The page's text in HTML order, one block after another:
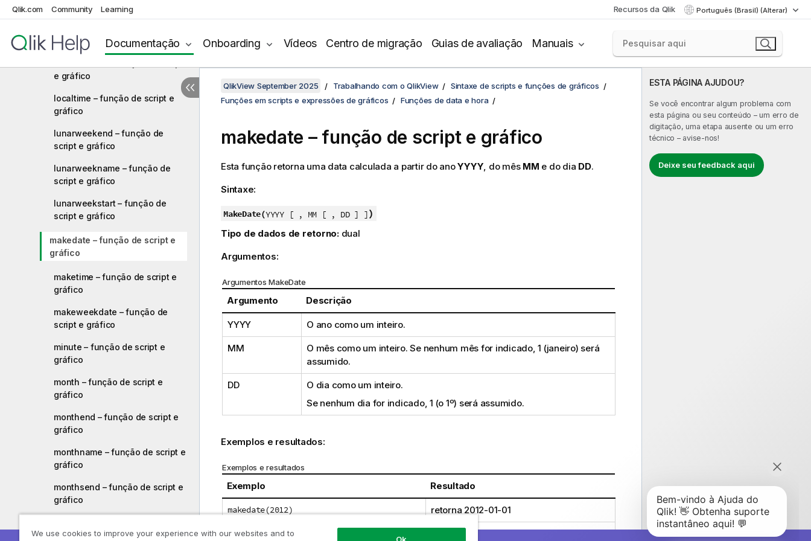
Qlik.com Community Learning Recursos da Qlik Português (Brasil) (Alterar)
Documentação Onboarding Vídeos Centro de migração Guias de avaliação Manuais
gráfico
e gráfico
e gráfico
localtime – função de script e
gráfico
lunarweekend – função de
script e gráfico
lunarweekname – função de
script e gráfico
lunarweekstart – função de
script e gráfico
makedate – função de script e
gráfico
maketime – função de script e
gráfico
makeweekdate – função de
script e gráfico
minute – função de script e
gráfico
month – função de script e
gráfico
monthend – função de script e
gráfico
monthname – função de script e
gráfico
monthsend – função de script e
gráfico
e gráfico
ESTA PÁGINA AJUDOU?
Se você encontrar algum problema com
esta página ou seu conteúdo – um erro de
digitação, uma etapa ausente ou um erro
técnico – avise-nos!
Deixe seu feedback aqui
QlikView September 2025 Trabalhando com o QlikView
Sintaxe de scripts e funções de gráficos
Funções em scripts e expressões de gráficos
Funções de data e hora
makedate – função de script e gráfico
Esta função retorna uma data calculada a partir do anoYYYY, do mês MM e do dia DD.
Sintaxe:
MakeDate(YYYY [ , MM [ , DD ] ])
Tipo de dados de retorno:dual
Argumentos:
Argumentos MakeDate
Argumento Descrição
YYYY O ano como um inteiro.
MM
O mês como um inteiro. Se nenhum mês for indicado, 1 (janeiro) será
assumido.
DD
O dia como um inteiro.
Se nenhum dia for indicado, 1 (o 1º) será assumido.
Exemplos e resultados:
Exemplos e resultados
Exemplo Resultado
makedate(2012) retorna 2012-01-01
makedate(12) 0012-01-01
We use cookies to improve your experience with our websites and to